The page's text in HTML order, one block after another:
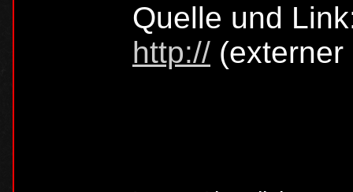
Quelle und
http:// (externer